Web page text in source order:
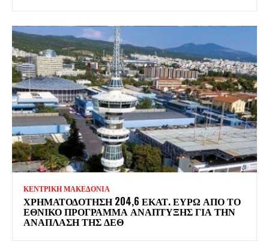
ΚΕΝΤΡΙΚΗ ΜΑΚΕΔΟΝΙΑ
ΧΡΗΜΑΤΟΔΌΤΗΣΗ 204,6 ΕΚΑΤ. ΕΥΡΏ ΑΠΌ ΤΟ
ΕΘΝΙΚΌ ΠΡΌΓΡΑΜΜΑ ΑΝΆΠΤΥΞΗΣ ΓΙΑ ΤΗΝ
ΑΝΆΠΛΑΣΗ ΤΗΣ ΔΕΘ